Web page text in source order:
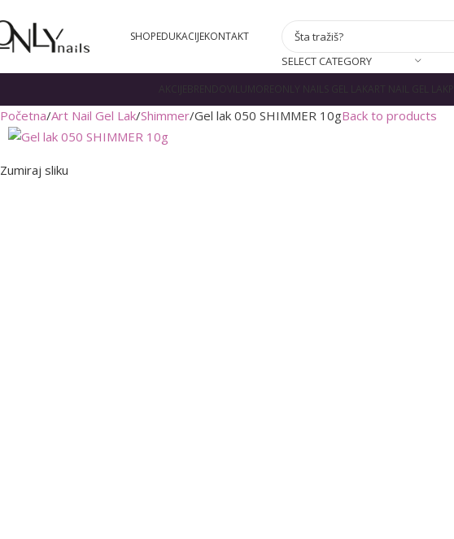
SHOPEDUKACIJEKONTAKT
SELECT CATEGORY
BRENDOVI LUMORE ONLY NAILS GEL LAK ART NAIL GEL LAK
Početna Art Nail Gel Lak Shimmer Gel lak 050 SHIMMER 10gBack to products
Zumiraj sliku